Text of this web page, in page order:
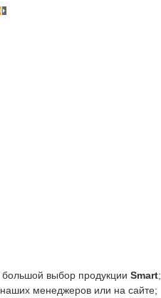
выбор продукции Smart;
менеджеров или на сайте;